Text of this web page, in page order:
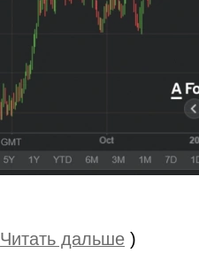
Читать дальше )